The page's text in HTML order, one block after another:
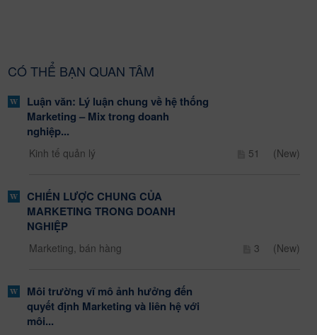
CÓ THỂ BẠN QUAN TÂM
Luận văn: Lý luận chung về hệ thống
Marketing – Mix trong doanh
nghiệp...
Kinh tế quản lý 51 (New)
CHIẾN LƯỢC CHUNG CỦA
MARKETING TRONG DOANH
NGHIỆP
Marketing, bán hàng 3 (New)
Môi trường vĩ mô ảnh hưởng đến
quyết định Marketing và liên hệ với
môi...